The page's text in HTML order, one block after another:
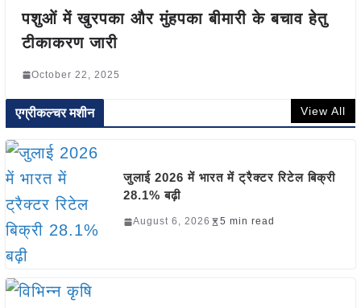
पशुओं में खुरपका और मुंहपका बीमारी के बचाव हेतु
टीकाकरण जारी
October 22, 2025
एग्रीकल्चर मशीन View All
जुलाई 2026 में भारत में ट्रैक्टर रिटेल बिक्री
28.1% बढ़ी
August 6, 2026 5 min read